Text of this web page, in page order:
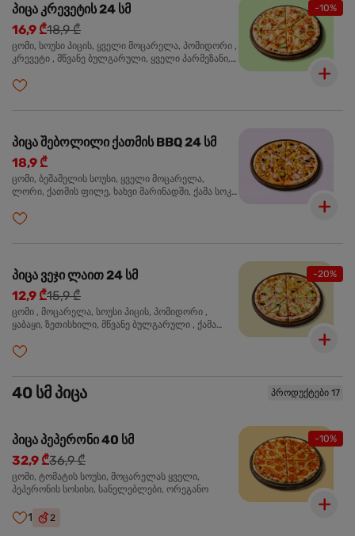
-10%
პიცა კრევეტის 24 სმ
16,9 ₾18,9 ₾
ცომი, სოუსი პიცის, ყველი მოცარელა, პომიდორი ,
კრევეტი , მწვანე ბულგარული, ყველი პარმეზანი,
პიცა შებოლილი ქათმის BBQ 24 სმ
18,9 ₾
ცომი, ბეშამელის სოუსი, ყველი მოცარელა,
ლორი, ქათმის ფილე, ხახვი მარინადში, ქამა სოკო
-20%
პიცა ვეჯი ლაით 24 სმ
12,9 ₾15,9 ₾
ცომი , მოცარელა, სოუსი პიცის, პომიდორი ,
ყაბაყი, ზეთისხილი, მწვანე ბულგარული , ქამა
40 სმ პიცა პროდუქტები 17
-10%
პიცა პეპერონი 40 სმ
32,9 ₾36,9 ₾
ცომი, ტომატის სოუსი, მოცარელას ყველი,
პეპერონის სოსისი, სანელებლები, ორეგანო
1 2